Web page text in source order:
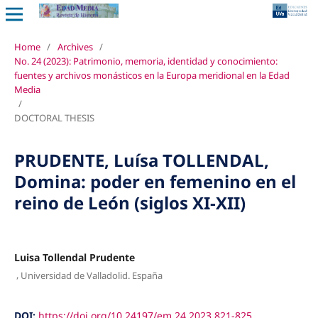
Home / Archives /
No. 24 (2023): Patrimonio, memoria, identidad y conocimiento:
fuentes y archivos monásticos en la Europa meridional en la Edad
Media
/
DOCTORAL THESIS
PRUDENTE, Luísa TOLLENDAL,
Domina: poder en femenino en el
reino de León (siglos XI-XII)
Luisa Tollendal Prudente
, Universidad de Valladolid. España